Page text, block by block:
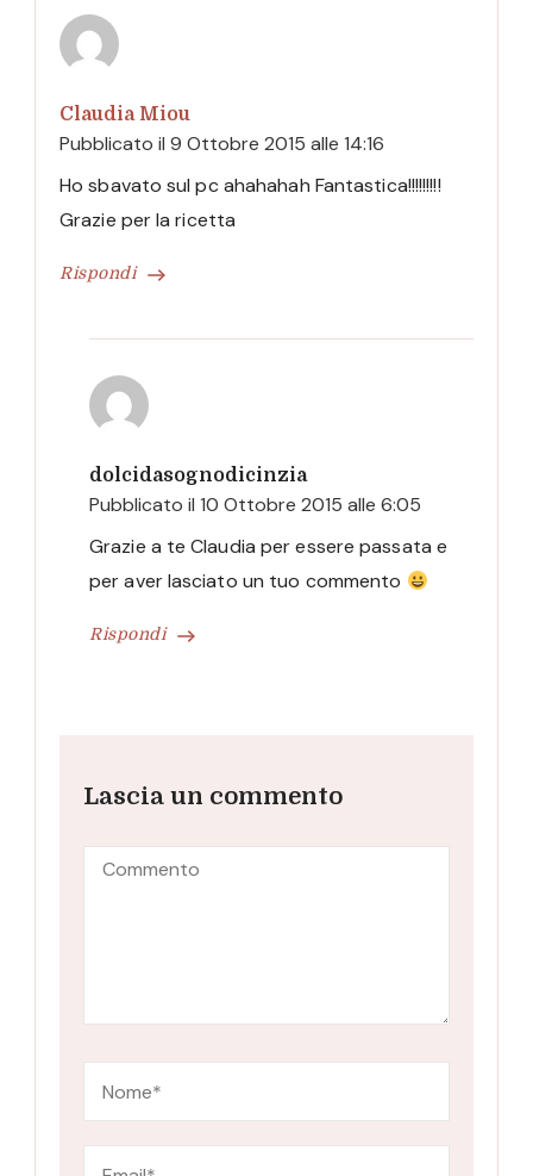
Claudia Miou
Pubblicato il 9 Ottobre 2015 alle 14:16
Rispondi
Ho sbavato sul pc ahahahah Fantastica!!!!!!!!!
Grazie per la ricetta
dolcidasognodicinzia
Pubblicato il 10 Ottobre 2015 alle 6:05
Rispondi
Grazie a te Claudia per essere passata e
per aver lasciato un tuo commento
Lascia un commento